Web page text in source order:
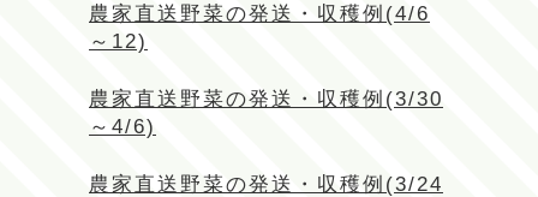
農家直送野菜の発送・収穫例(4/6
～12)
農家直送野菜の発送・収穫例(3/30
～4/6)
農家直送野菜の発送・収穫例(3/24